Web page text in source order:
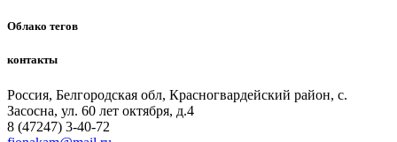
Облако тегов
контакты
Россия, Белгородская обл, Красногвардейский район, с.
Засосна, ул. 60 лет октября, д.4
8 (47247) 3-40-72